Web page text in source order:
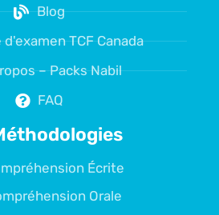
Blog
TCF Canada
– Packs Nabil
FAQ
Écrite
Orale